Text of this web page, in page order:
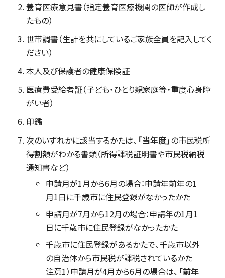
養育医療意見書（指定養育医療機関の医師が作成し
たもの）
世帯調書（生計を共にしているご家族全員を記入してく
ださい）
本人及び保護者の健康保険証
医療費受給者証（子ども・ひとり親家庭等・重度心身障
がい者）
印鑑
次のいずれかに該当するかたは、 「当年度」の市民税所
得割額がわかる書類（所得課税証明書や市民税納税
通知書など）
申請月が1月から6月の場合：申請年前年の1
月1日に千歳市に住民登録がなかったかた
申請月が7月から12月の場合：申請年の1月1
日に千歳市に住民登録がなかったかた
千歳市に住民登録があるかたで、千歳市以外
の自治体から市民税が課税されているかた
注意1）申請月が4月から6月の場合は、 「前年